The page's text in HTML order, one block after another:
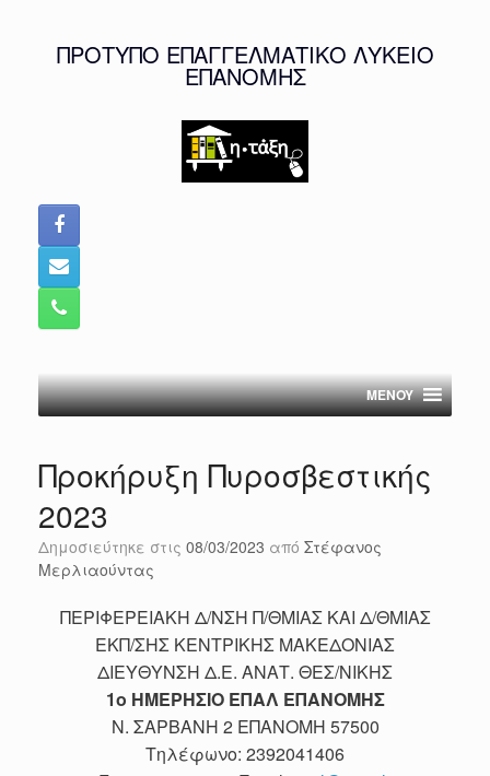
ΠΡΟΤΥΠΟ ΕΠΑΓΓΕΛΜΑΤΙΚΟ ΛΥΚΕΙΟ
ΕΠΑΝΟΜΗΣ
MENOY
Προκήρυξη Πυροσβεστικής
2023
Δημοσιεύτηκε στις 08/03/2023 από Στέφανος
Μερλιαούντας
ΠΕΡΙΦΕΡΕΙΑΚΗ Δ/ΝΣΗ Π/ΘΜΙΑΣ ΚΑΙ Δ/ΘΜΙΑΣ
ΕΚΠ/ΣΗΣ ΚΕΝΤΡΙΚΗΣ ΜΑΚΕΔΟΝΙΑΣ
ΔΙΕΥΘΥΝΣΗ Δ.Ε. ΑΝΑΤ. ΘΕΣ/ΝΙΚΗΣ
1ο ΗΜΕΡΗΣΙΟ ΕΠΑΛ ΕΠΑΝΟΜΗΣ
Ν. ΣΑΡΒΑΝΗ 2 ΕΠΑΝΟΜΗ 57500
Tηλέφωνο: 2392041406